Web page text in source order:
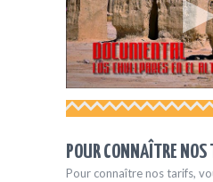
POUR CONNAÎTRE NOS
Pour connaître nos tarifs,